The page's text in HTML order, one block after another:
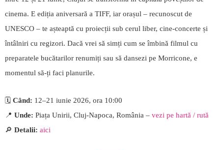
cinema. E ediția aniversară a TIFF, iar orașul – recunoscut de
UNESCO – te așteaptă cu proiecții sub cerul liber, cine-concerte și
întâlniri cu regizori. Dacă vrei să simți cum se îmbină filmul cu
preparatele bucătarilor renumiți sau să dansezi pe Morricone, e
momentul să-ți faci planurile.
🗓️ Când: 12–21 iunie 2026, ora 10:00
📍 Unde: Piața Unirii, Cluj-Napoca, România – vezi pe hartă / rută
🔎 Detalii: aici